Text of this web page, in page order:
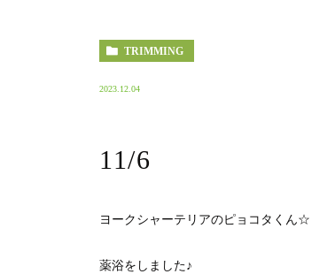
TRIMMING
2023.12.04
11/6
ヨークシャーテリアのピョコタくん☆
薬浴をしました♪